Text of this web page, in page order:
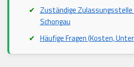
Zuständige
Schongau
Häufige Fragen (Kosten,